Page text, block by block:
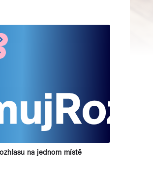
na jednom místě